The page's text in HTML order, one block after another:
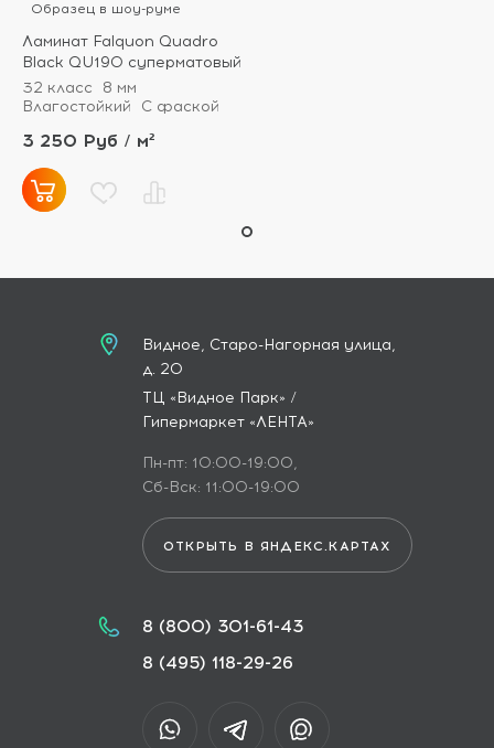
Образец в шоу-руме
Ламинат Falquon Quadro
Black QU190 суперматовый
32 класс
8 мм
Влагостойкий
С фаской
3 250 Руб / м²
Видное, Старо-Нагорная улица,
д. 20
ТЦ «Видное Парк» /
Гипермаркет «ЛЕНТА»
Пн-пт: 10:00-19:00,
Сб-Вск: 11:00-19:00
ОТКРЫТЬ В ЯНДЕКС.КАРТАХ
8 (800) 301-61-43
8 (495) 118-29-26